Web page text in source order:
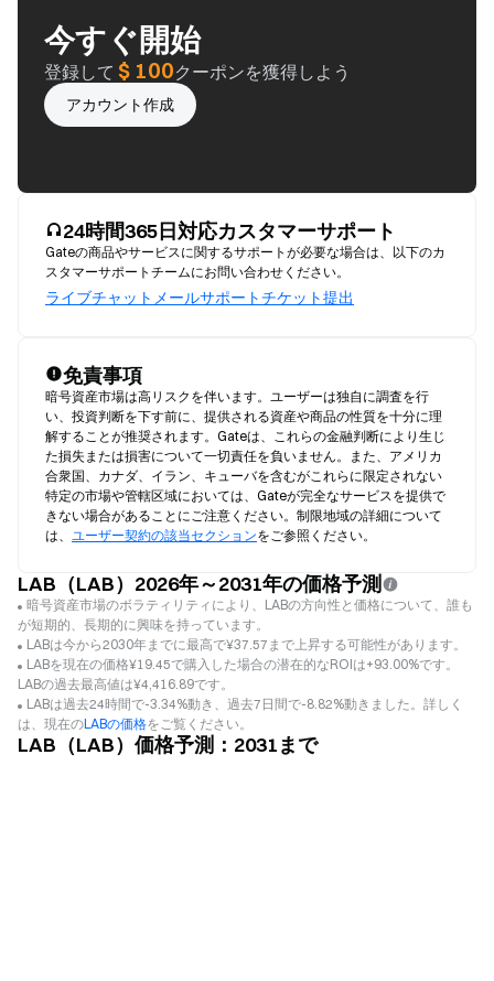
今すぐ開始
登録して $ 100クーポンを獲得しよう
アカウント作成
24時間365日対応カスタマーサポート
Gateの商品やサービスに関するサポートが必要な場合は、以下のカ
スタマーサポートチームにお問い合わせください。
ライブチャット メールサポートチケット提出
免責事項
暗号資産市場は高リスクを伴います。ユーザーは独自に調査を行
い、投資判断を下す前に、提供される資産や商品の性質を十分に理
解することが推奨されます。Gateは、これらの金融判断により生じ
た損失または損害について一切責任を負いません。また、アメリカ
合衆国、カナダ、イラン、キューバを含むがこれらに限定されない
特定の市場や管轄区域においては、Gateが完全なサービスを提供で
きない場合があることにご注意ください。制限地域の詳細について
は、 ユーザー契約の該当セクションをご参照ください。
LAB（LAB）2026年～2031年の価格予測
暗号資産市場のボラティリティにより、LABの方向性と価格について、誰も
が短期的、長期的に興味を持っています。
LABは今から2030年までに最高で¥37.57まで上昇する可能性があります。
LABを現在の価格¥19.45で購入した場合の潜在的なROIは+93.00%です。
LABの過去最高値は¥4,416.89です。
LABは過去24時間で-3.34%動き、過去7日間で-8.82%動きました。詳しく
は、現在のLABの価格をご覧ください。
LAB（LAB）価格予測：2031まで